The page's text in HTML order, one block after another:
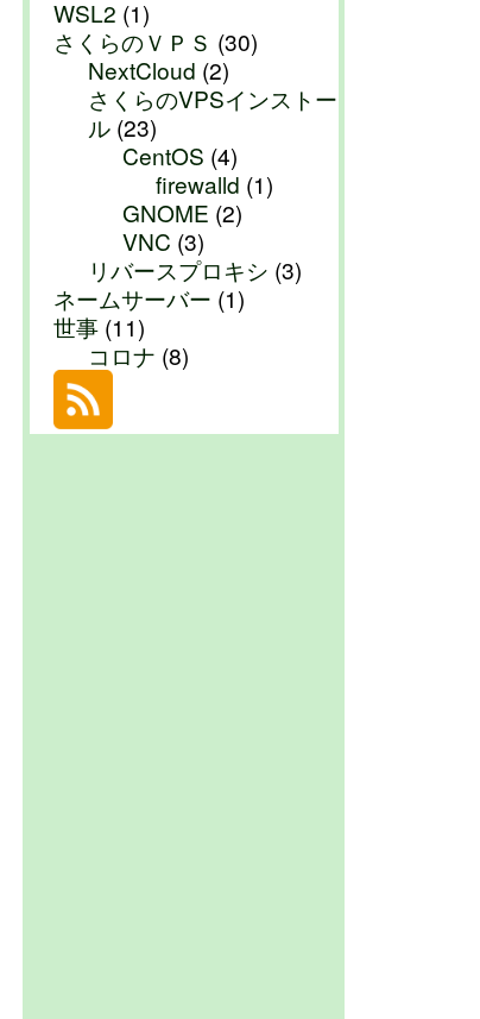
WSL2 (1)
さくらのＶＰＳ (30)
NextCloud (2)
さくらのVPSインストー
ル(23)
CentOS (4)
firewalld (1)
GNOME (2)
VNC (3)
リバースプロキシ (3)
ネームサーバー (1)
世事 (11)
コロナ (8)